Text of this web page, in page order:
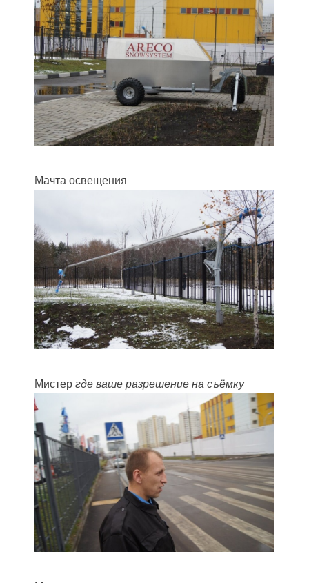
Мачта освещения
Мистергде ваше разрешение на съёмку